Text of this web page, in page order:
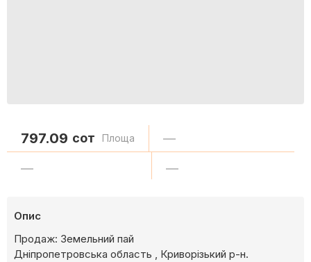
797.09 сот Площа —
— —
Опис
Продаж: Земельний пай
Дніпропетровська область , Криворізький р-н.